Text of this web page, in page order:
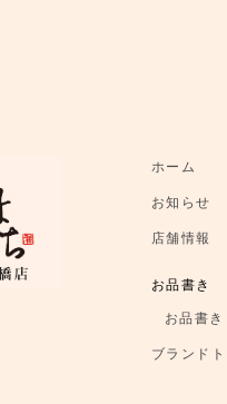
ホーム
お知らせ
店舗情報
お品書き
お品書き
ブランド